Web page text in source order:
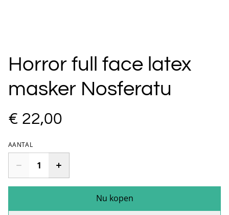
Horror full face latex
masker Nosferatu
€ 22,00
AANTAL
Nu kopen